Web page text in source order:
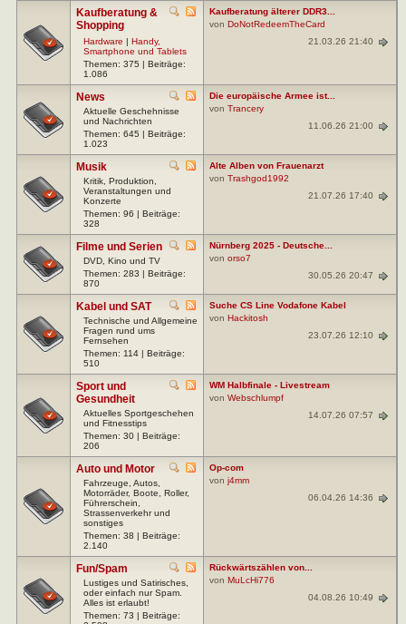
Kaufberatung &
Shopping
Hardware | Handy,
Smartphone und Tablets
Themen: 375 | Beiträge:
1.086
Kaufberatung älterer DDR3...
von DoNotRedeemTheCard
21.03.26 21:40
News
Aktuelle Geschehnisse
und Nachrichten
Themen: 645 | Beiträge:
1.023
Die europäische Armee ist...
von Trancery
11.06.26 21:00
Musik
Kritik, Produktion,
Veranstaltungen und
Konzerte
Themen: 96 | Beiträge:
328
Alte Alben von Frauenarzt
von Trashgod1992
21.07.26 17:40
Filme und Serien
DVD, Kino und TV
Themen: 283 | Beiträge:
870
Nürnberg 2025 - Deutsche...
von orso7
30.05.26 20:47
Kabel und SAT
Technische und Allgemeine
Fragen rund ums
Fernsehen
Themen: 114 | Beiträge:
510
Suche CS Line Vodafone Kabel
von Hackitosh
23.07.26 12:10
Sport und
Gesundheit
Aktuelles Sportgeschehen
und Fitnesstips
Themen: 30 | Beiträge:
206
WM Halbfinale - Livestream
von Webschlumpf
14.07.26 07:57
Auto und Motor
Fahrzeuge, Autos,
Motorräder, Boote, Roller,
Führerschein,
Strassenverkehr und
sonstiges
Themen: 38 | Beiträge:
2.140
Op-com
von j4mm
06.04.26 14:36
Fun/Spam
Lustiges und Satirisches,
oder einfach nur Spam.
Alles ist erlaubt!
Themen: 73 | Beiträge:
Rückwärtszählen von...
von MuLcHi776
04.08.26 10:49